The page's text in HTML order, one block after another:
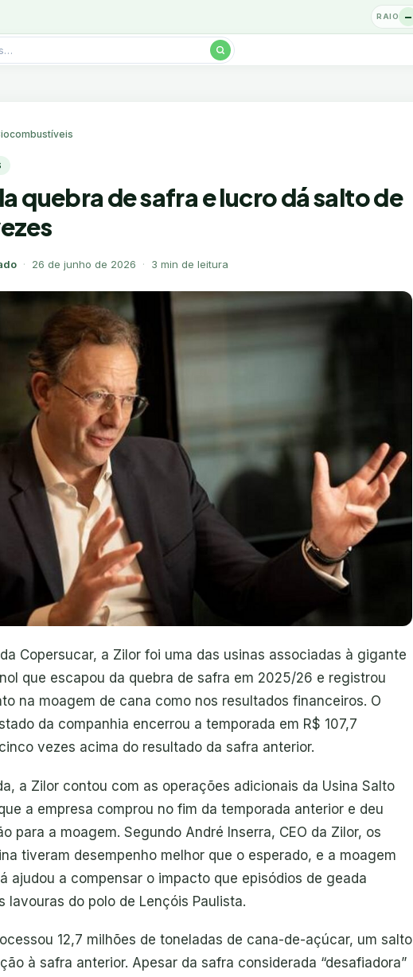
RAIO −
quebra de safra e lucro dá salto de
· 26 de junho de 2026 · 3 min de leitura
Copersucar, a Zilor foi uma das usinas associadas à gigante
que escapou da quebra de safra em 2025/26 e registrou
na moagem de cana como nos resultados financeiros. O
da companhia encerrou a temporada em R$ 107,7
vezes acima do resultado da safra anterior.
a Zilor contou com as operações adicionais da Usina Salto
a empresa comprou no fim da temporada anterior e deu
para a moagem. Segundo André Inserra, CEO da Zilor, os
tiveram desempenho melhor que o esperado, e a moagem
ajudou a compensar o impacto que episódios de geada
lavouras do polo de Lençóis Paulista.
12,7 milhões de toneladas de cana-de-açúcar, um salto
à safra anterior. Apesar da safra considerada “desafiadora”